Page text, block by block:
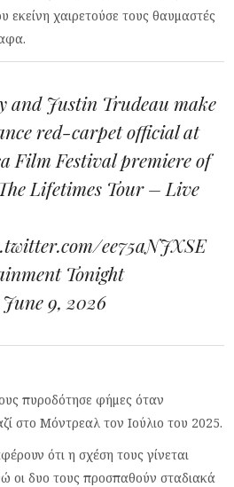
εκείνη χαιρετούσε τους θαυμαστές
and Justin Trudeau make
red-carpet official at
Film Festival premiere of
Lifetimes Tour – Live
ee75aNJXSE
Tonight
June 9, 2026
πυροδότησε φήμες όταν
στο Μόντρεαλ τον Ιούλιο του 2025.
ότι η σχέση τους γίνεται
οι δυο τους προσπαθούν σταδιακά